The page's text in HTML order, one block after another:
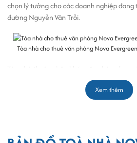
chọn lý tưởng cho các doanh nghiệp
đường Nguyễn Văn Trỗi.
Tòa nhà cho thuê văn phòng Nova
văn phòng cho thuêlinh hoạt, phù
doanh nghiệp. Giá thuê chỉ từ 14 USD/m²,
hòa trung tâm.
Xem thêm